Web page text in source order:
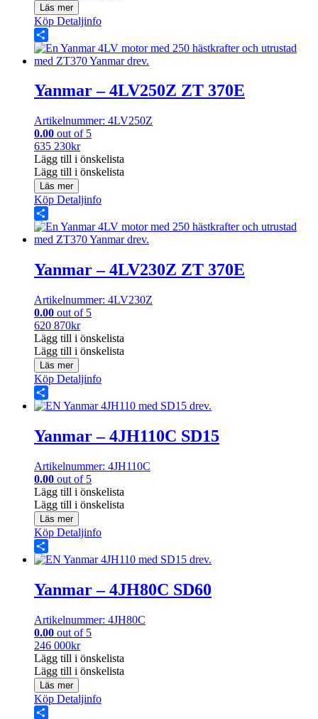
Läs mer
Köp Detaljinfo
Share
Yanmar – 4LV250Z ZT 370E
Artikelnummer: 4LV250Z
0.00 out of 5
635 230kr
Lägg till i önskelista
Lägg till i önskelista
Läs mer
Köp Detaljinfo
Share
Yanmar – 4LV230Z ZT 370E
Artikelnummer: 4LV230Z
0.00 out of 5
620 870kr
Lägg till i önskelista
Lägg till i önskelista
Läs mer
Köp Detaljinfo
Share
Yanmar – 4JH110C SD15
Artikelnummer: 4JH110C
0.00 out of 5
Lägg till i önskelista
Lägg till i önskelista
Läs mer
Köp Detaljinfo
Share
Yanmar – 4JH80C SD60
Artikelnummer: 4JH80C
0.00 out of 5
246 000kr
Lägg till i önskelista
Lägg till i önskelista
Läs mer
Köp Detaljinfo